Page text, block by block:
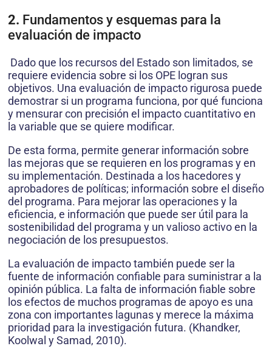
2. Fundamentos y esquemas para la
evaluación de impacto
Dado que los recursos del Estado son limitados, se
requiere evidencia sobre si los OPE logran sus
objetivos. Una evaluación de impacto rigurosa puede
demostrar si un programa funciona, por qué funciona
y mensurar con precisión el impacto cuantitativo en
la variable que se quiere modificar.
De esta forma, permite generar información sobre
las mejoras que se requieren en los programas y en
su implementación. Destinada a los hacedores y
aprobadores de políticas; información sobre el diseño
del programa. Para mejorar las operaciones y la
eficiencia, e información que puede ser útil para la
sostenibilidad del programa y un valioso activo en la
negociación de los presupuestos.
La evaluación de impacto también puede ser la
fuente de información confiable para suministrar a la
opinión pública. La falta de información fiable sobre
los efectos de muchos programas de apoyo es una
zona con importantes lagunas y merece la máxima
prioridad para la investigación futura. (Khandker,
Koolwal y Samad, 2010).